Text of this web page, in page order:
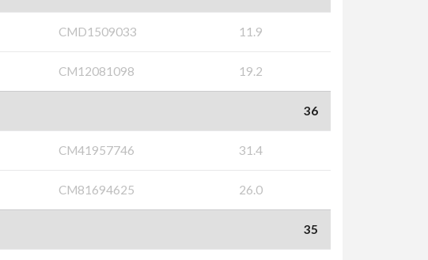
CMD1509033 11.9
CM12081098 19.2
36
CM41957746 31.4
CM81694625 26.0
35